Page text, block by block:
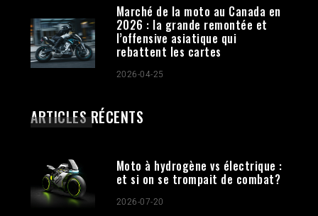
Marché de la moto au Canada en
2026 : la grande remontée et
l’offensive asiatique qui
rebattent les cartes
2026-04-25
ARTICLES RÉCENTS
Moto à hydrogène vs électrique :
et si on se trompait de combat?
2026-07-20